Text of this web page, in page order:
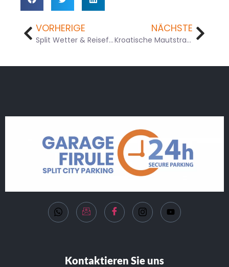
VORHERIGE
Split Wetter & Reiseführer
NÄCHSTE
Kroatische Mautstraßen für Touristen erklärt
Kontaktieren Sie uns